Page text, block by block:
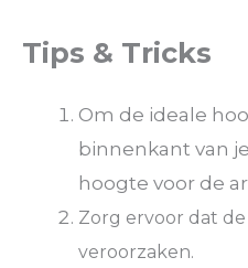
Tips & Tricks
Om de ideale
binnenkant van
hoogte voor de
Zorg ervoor dat
veroorzaken.